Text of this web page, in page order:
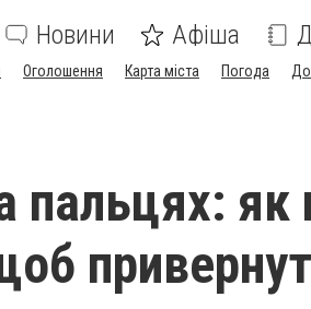
Новини Афіша
Оголошення Карта міста Погода
пальцях: як